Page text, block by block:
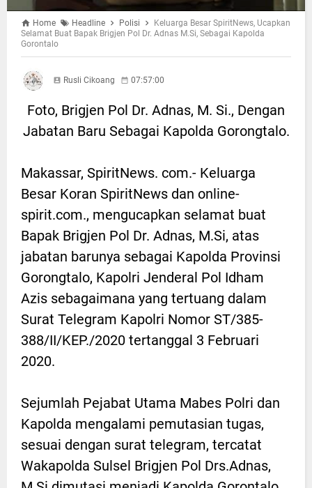
Home Headline Polisi
Keluarga Besar SpiritNews, Ucapkan
Selamat Buat Bapak Brigjen Pol Dr. Adnas M.Si, Sebagai Kapolda
Gorontalo
Rusli Cikoang 07:57:00
Foto, Brigjen Pol Dr. Adnas, M. Si., Dengan
Jabatan Baru Sebagai Kapolda Gorongtalo.
Makassar, SpiritNews. com.- Keluarga
Besar Koran SpiritNews dan online-
spirit.com., mengucapkan selamat buat
Bapak Brigjen Pol Dr. Adnas, M.Si, atas
jabatan barunya sebagai Kapolda Provinsi
Gorongtalo, Kapolri Jenderal Pol Idham
Azis sebagaimana yang tertuang dalam
Surat Telegram Kapolri Nomor ST/385-
388/II/KEP./2020 tertanggal 3 Februari
2020.
Sejumlah Pejabat Utama Mabes Polri dan
Kapolda mengalami pemutasian tugas,
sesuai dengan surat telegram, tercatat
Wakapolda Sulsel Brigjen Pol Drs.Adnas,